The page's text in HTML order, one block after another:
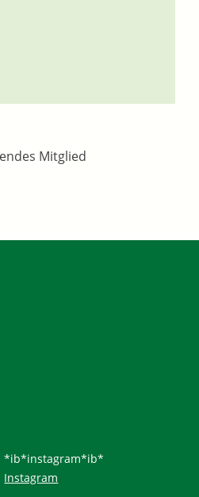
Mitglied
*ib*instagram*ib*
Instagram